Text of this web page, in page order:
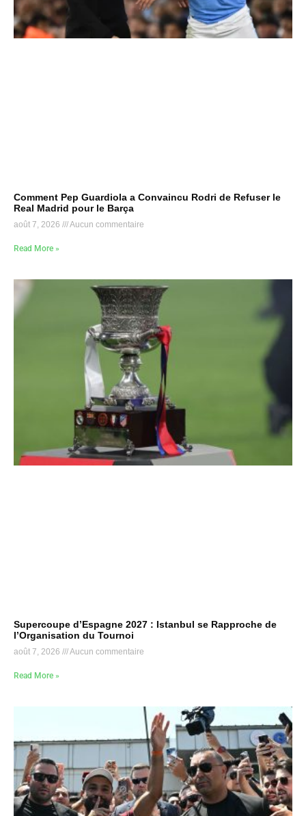
Comment Pep Guardiola a Convaincu Rodri de Refuser le
Real Madrid pour le Barça
août 7, 2026 Aucun commentaire
Read More »
Supercoupe d’Espagne 2027 : Istanbul se Rapproche de
l’Organisation du Tournoi
août 7, 2026 Aucun commentaire
Read More »